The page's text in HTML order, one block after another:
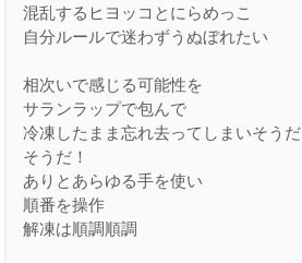
混乱するヒヨッコとにらめっこ
自分ルールで迷わずうぬぼれたい
相次いで感じる可能性を
サランラップで包んで
冷凍したまま忘れ去ってしまいそうだ
そうだ！
ありとあらゆる手を使い
順番を操作
解凍は順調順調